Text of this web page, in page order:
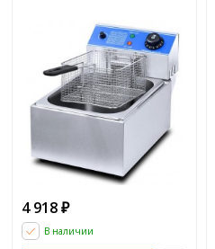
4 918 ₽
В наличии